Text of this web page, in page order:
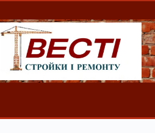
Перейти
вмісту